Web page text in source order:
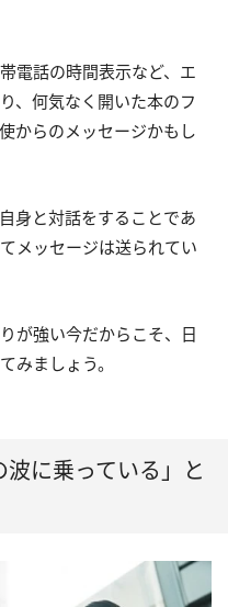
電話の時間表示など、エ
、何気なく開いた本のフ
からのメッセージかもし
身と対話をすることであ
メッセージは送られてい
が強い今だからこそ、日
みましょう。
に乗っている」と